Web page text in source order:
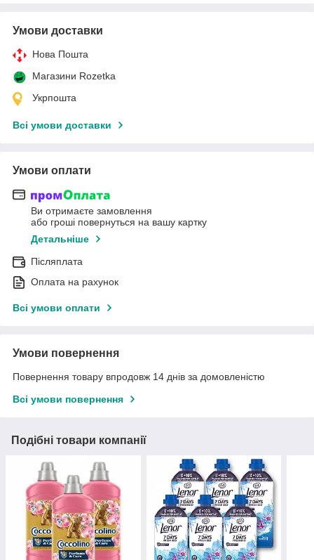
Умови доставки
Нова Пошта
Магазини Rozetka
Укрпошта
Всі умови доставки
Умови оплати
Ви отримаєте замовлення
або гроші повернуться на вашу картку
Детальніше
Післяплата
Оплата на рахунок
Всі умови оплати
Умови повернення
Повернення товару впродовж 14 днів за домовленістю
Всі умови повернення
Подібні товари компанії